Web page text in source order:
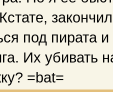
под пирата
Их убивать
=bat=